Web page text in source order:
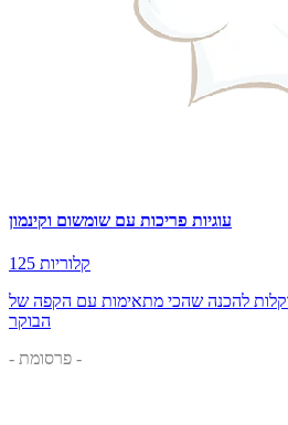
עוגיות פריכות עם שומשום וקינמון
125 קלוריות
וקלות להכנה שהכי מתאימות עם הקפה של
הבוקר
- פרסומת -